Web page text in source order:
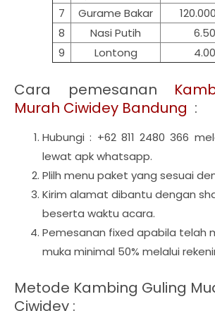
7
Gurame Bakar
8
Nasi Putih
9
Lontong
Cara pemesanan
Murah Ciwidey Bandung :
Hubungi : +62 811 2480 366
lewat apk whatsapp.
Plilh menu paket yang sesuai
Kirim alamat dibantu dengan
beserta waktu acara.
Pemesanan fixed apabila telah
muka minimal 50% melalui
Metode Kambing Guling
Ciwidey :